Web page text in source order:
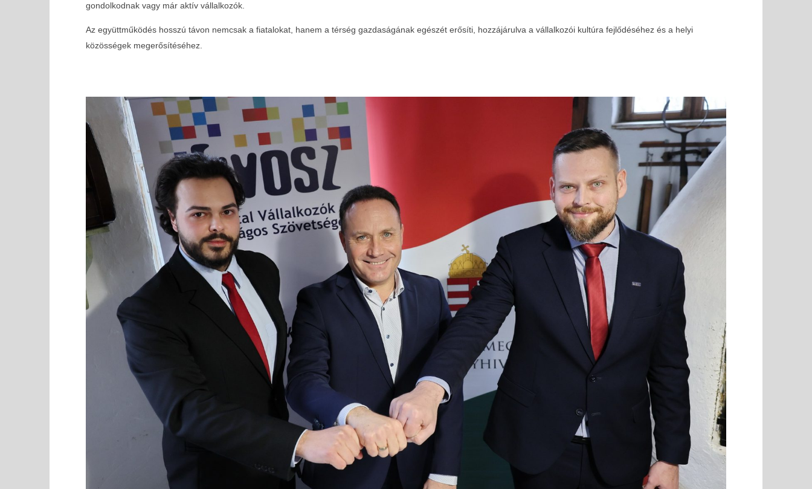
gondolkodnak vagy már aktív vállalkozók.
Az együttműködés hosszú távon nemcsak a fiatalokat, hanem a térség gazdaságának egészét erősíti, hozzájárulva a vállalkozói kultúra fejlődéséhez és a helyi
közösségek megerősítéséhez.